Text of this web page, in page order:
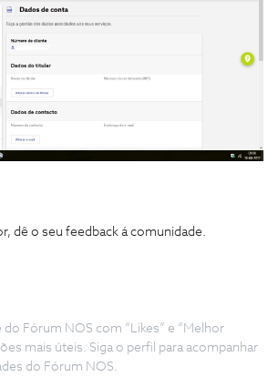
dê o seu feedback á comunidade.
Fórum NOS com “Likes” e “Melhor
mais úteis. Siga o perfil para acompanhar
do Fórum NOS.